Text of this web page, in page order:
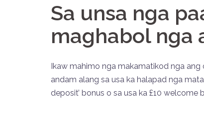
Sa unsa nga
maghabol nga
Ikaw mahimo nga makamatikod nga
andam alang sa usa ka halapad nga
deposit’ bonus o sa usa ka £10 welcome